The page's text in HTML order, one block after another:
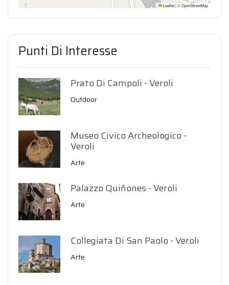
Leaflet|©OpenStreetMap
Punti Di Interesse
Prato Di Campoli - Veroli
Outdoor
Museo Civico Archeologico -
Veroli
Arte
Palazzo Quiñones - Veroli
Arte
Collegiata Di San Paolo - Veroli
Arte